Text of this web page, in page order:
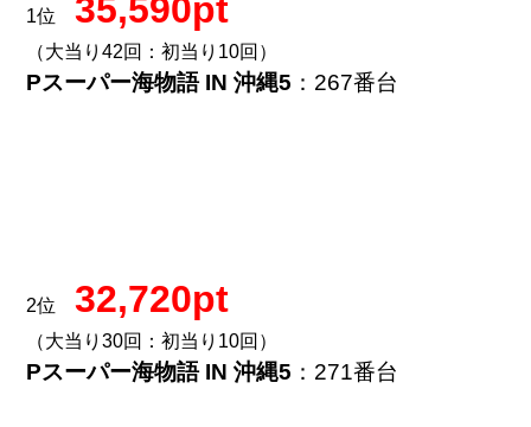
1位35,590pt
（大当り42回：初当り10回）
Pスーパー海物語 IN 沖縄5 ：267番台
2位32,720pt
（大当り30回：初当り10回）
Pスーパー海物語 IN 沖縄5 ：271番台